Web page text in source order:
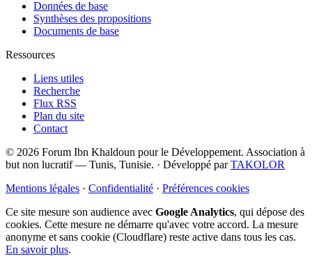
Données de base
Synthèses des propositions
Documents de base
Ressources
Liens utiles
Recherche
Flux RSS
Plan du site
Contact
© 2026 Forum Ibn Khaldoun pour le Développement. Association à
but non lucratif — Tunis, Tunisie. · Développé parTAKOLOR
Mentions légales · Confidentialité · Préférences cookies
Ce site mesure son audience avec Google Analytics, qui dépose des
cookies. Cette mesure ne démarre qu'avec votre accord. La mesure
anonyme et sans cookie (Cloudflare) reste active dans tous les cas.
En savoir plus.